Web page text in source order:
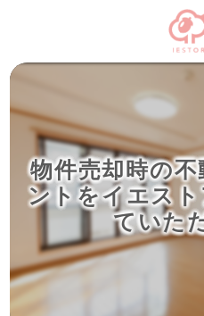
物件売却時の
ントをイエス
ていた